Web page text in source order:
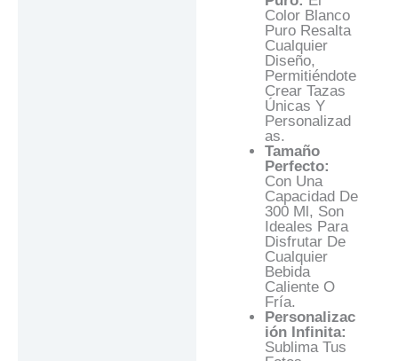
Color Blanco
Puro Resalta
Cualquier
Diseño,
Permitiéndote
Crear Tazas
Únicas Y
Personalizad
As.
Tamaño
Perfecto:
Con Una
Capacidad De
300 Ml, Son
Ideales Para
Disfrutar De
Cualquier
Bebida
Caliente O
Fría.
Personalizac
Ión Infinita:
Sublima Tus